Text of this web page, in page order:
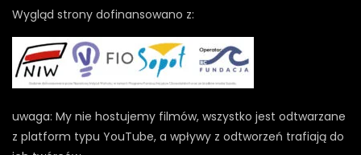
Wygląd strony dofinansowano z:
uwaga: My nie hostujemy filmów, wszystko jest odtwarzane
z platform typu YouTube, a wpływy z odtworzeń trafiają do